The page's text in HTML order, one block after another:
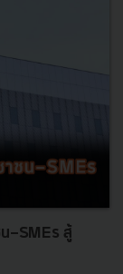
น-SMEs สู้